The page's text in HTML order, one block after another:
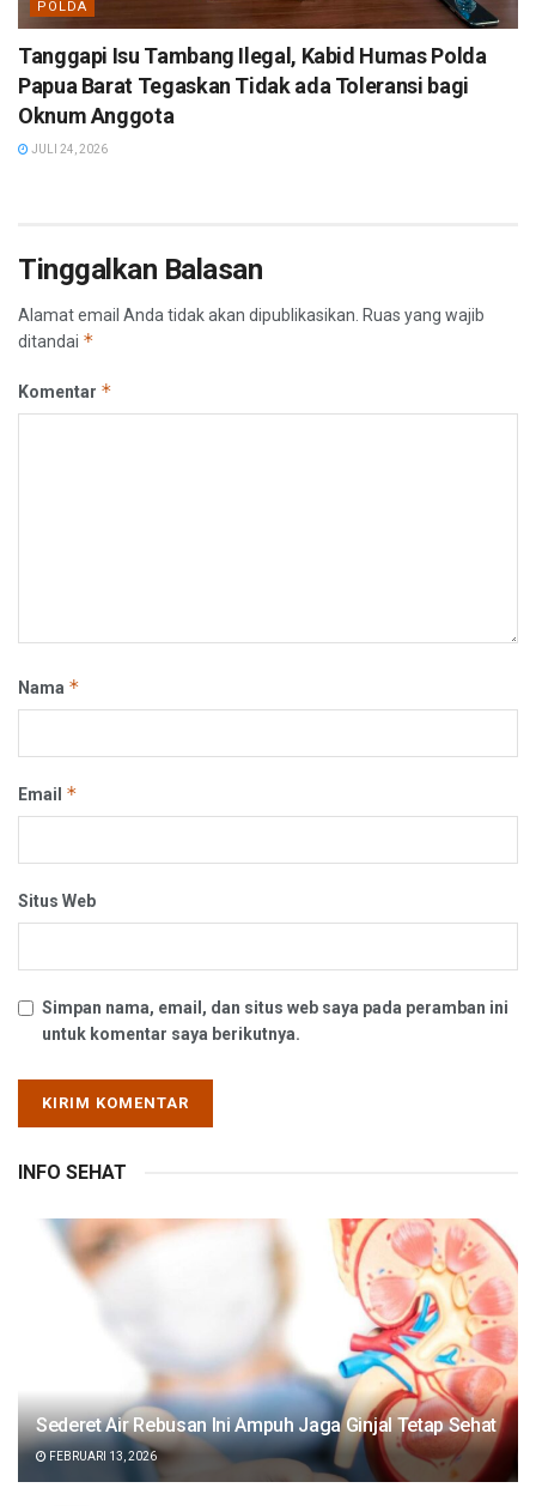
POLDA
Tanggapi Isu Tambang Ilegal, Kabid Humas Polda
Papua Barat Tegaskan Tidak ada Toleransi bagi
Oknum Anggota
JULI 24, 2026
Tinggalkan Balasan
Alamat email Anda tidak akan dipublikasikan. Ruas yang wajib
ditandai *
Komentar *
Nama *
Email *
Situs Web
Simpan nama, email, dan situs web saya pada peramban ini
untuk komentar saya berikutnya.
INFO SEHAT
Sederet Air Rebusan Ini Ampuh Jaga Ginjal Tetap Sehat
FEBRUARI 13, 2026